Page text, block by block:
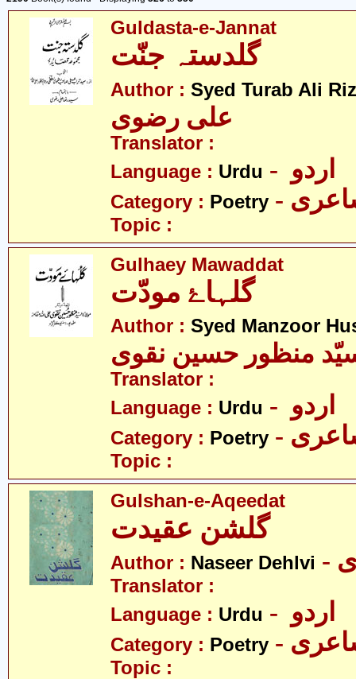
Guldasta-e-Jannat
گلدستہ جنّت
Author : Syed Turab Ali
علی رضوی
Translator :
Language : Urdu
Category : Poetry
Topic :
Gulhaey Mawaddat
گلہاۓ مودّت
Author : Syed Manzoor
منظور حسین نقوی
Translator :
Language : Urdu
Category : Poetry
Topic :
Gulshan-e-Aqeedat
گلشن عقیدت
Author : Naseer Dehlvi
Translator :
Language : Urdu
Category : Poetry
Topic :